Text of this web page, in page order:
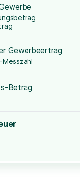
Gewerbeertrag
Betrag